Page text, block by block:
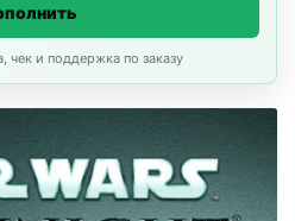
чек и поддержка по заказу